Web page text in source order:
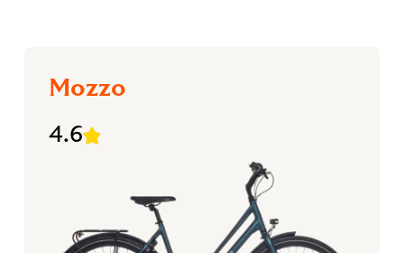
Mozzo
4.6